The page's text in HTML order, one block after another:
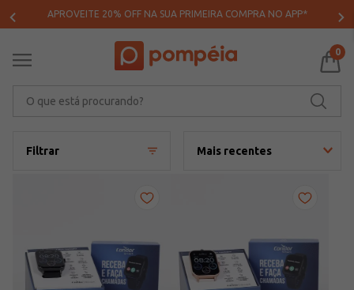
APROVEITE 20% OFF NA SUA PRIMEIRA COMPRA NO APP*
0
Filtrar Mais recentes